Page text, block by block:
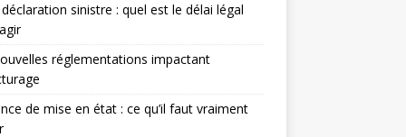
sinistre : quel est le délai légal
réglementations impactant
de mise en état : ce qu’il faut vraiment